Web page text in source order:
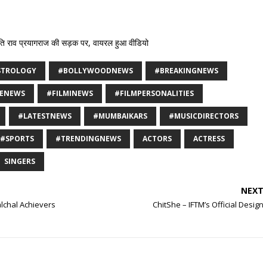
प्रयागराज की सड़क पर, वायरल हुआ वीडियो
#BOLLYWOODNEWS #BREAKINGNEWS
#FILMINEWS #FILMPERSONALITIES
#LATESTNEWS #MUMBAIKARS #MUSICDIRECTORS
#SPORTS #TRENDINGNEWS ACTORS ACTRESS
SINGERS
Achievers
NEXT
ChitShe – IFTM’s Official